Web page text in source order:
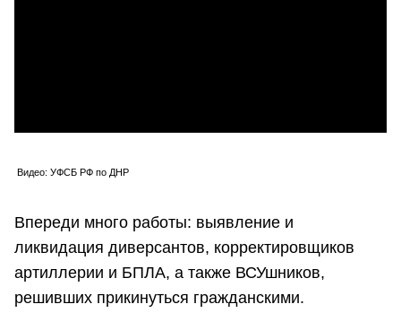
Видео: УФСБ РФ по ДНР
Впереди много работы: выявление и
ликвидация диверсантов, корректировщиков
артиллерии и БПЛА, а также ВСУшников,
решивших прикинуться гражданскими.